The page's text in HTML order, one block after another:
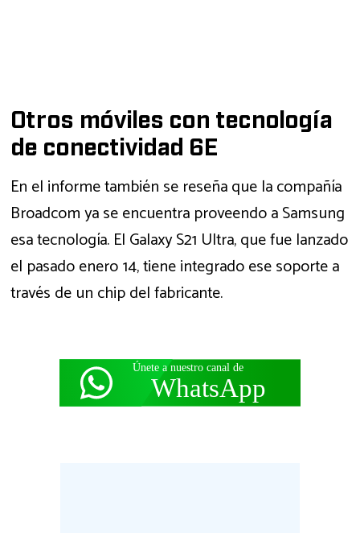
Otros móviles con tecnología
de conectividad 6E
En el informe también se reseña que la compañía
Broadcom ya se encuentra proveendo a Samsung
esa tecnología. El Galaxy S21 Ultra, que fue lanzado
el pasado enero 14, tiene integrado ese soporte a
través de un chip del fabricante.